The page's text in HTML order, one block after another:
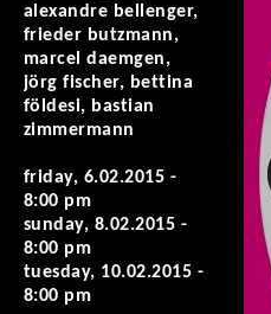
alexandre bellenger,
frieder butzmann,
marcel daemgen,
jörg fischer, bettina
földesi, bastian
zimmermann
friday, 6.02.2015 -
8:00 pm
sunday, 8.02.2015 -
8:00 pm
tuesday, 10.02.2015 -
8:00 pm